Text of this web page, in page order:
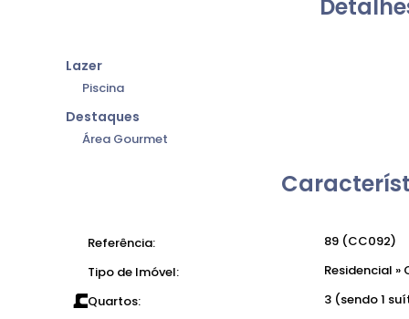
Lazer
Piscina
Destaques
Área Gourmet
Referência: 89 (CC092)
Tipo de Imóvel:
Residencial »
Quartos:
3 (sendo 1